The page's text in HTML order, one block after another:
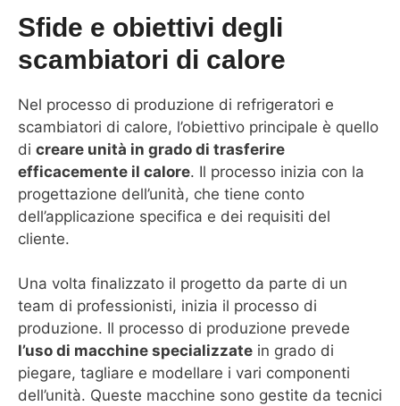
Sfide e obiettivi degli
scambiatori di calore
Nel processo di produzione di refrigeratori e
scambiatori di calore, l’obiettivo principale è quello
di creare unità in grado di trasferire
efficacemente il calore. Il processo inizia con la
progettazione dell’unità, che tiene conto
dell’applicazione specifica e dei requisiti del
cliente.
Una volta finalizzato il progetto da parte di un
team di professionisti, inizia il processo di
produzione. Il processo di produzione prevede
l’uso di macchine specializzate in grado di
piegare, tagliare e modellare i vari componenti
dell’unità. Queste macchine sono gestite da tecnici